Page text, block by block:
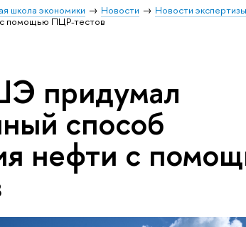
школа экономики Новости Новости
с помощью ПЦР-тестов
придумал
способ
нефти с